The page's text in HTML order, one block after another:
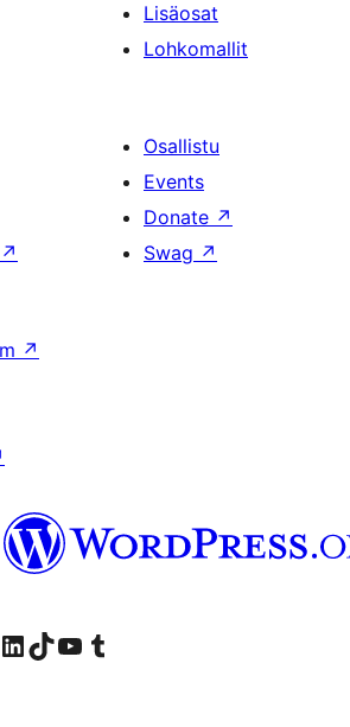
Lisäosat
Lohkomallit
↗
Osallistu
Events
Donate ↗
Swag ↗
↗
Instagram account
Visit our LinkedIn account
Visit our TikTok account
Näytä YouTube-kanava
Visit our Tumblr account